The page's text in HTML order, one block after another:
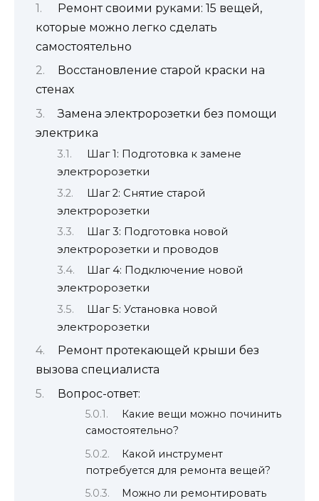
Ремонт своими руками: 15 вещей,
которые можно легко сделать
самостоятельно
Восстановление старой краски на
стенах
Замена электророзетки без помощи
электрика
Шаг 1: Подготовка к замене
электророзетки
Шаг 2: Снятие старой
электророзетки
Шаг 3: Подготовка новой
электророзетки и проводов
Шаг 4: Подключение новой
электророзетки
Шаг 5: Установка новой
электророзетки
Ремонт протекающей крыши без
вызова специалиста
Вопрос-ответ:
Какие вещи можно починить
самостоятельно?
Какой инструмент
потребуется для ремонта вещей?
Можно ли ремонтировать